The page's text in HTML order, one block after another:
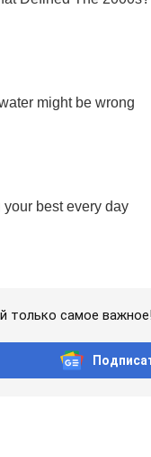
только самое важное!